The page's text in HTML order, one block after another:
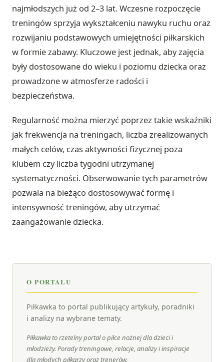
najmłodszych już od 2–3 lat. Wczesne rozpoczęcie
treningów sprzyja wykształceniu nawyku ruchu oraz
rozwijaniu podstawowych umiejętności piłkarskich
w formie zabawy. Kluczowe jest jednak, aby zajęcia
były dostosowane do wieku i poziomu dziecka oraz
prowadzone w atmosferze radości i
bezpieczeństwa.
Regularność można mierzyć poprzez takie wskaźniki
jak frekwencja na treningach, liczba zrealizowanych
małych celów, czas aktywności fizycznej poza
klubem czy liczba tygodni utrzymanej
systematyczności. Obserwowanie tych parametrów
pozwala na bieżąco dostosowywać formę i
intensywność treningów, aby utrzymać
zaangażowanie dziecka.
O PORTALU
Piłkawka to portal publikujący artykuły, poradniki
i analizy na wybrane tematy.
Piłkawka to rzetelny portal o piłce nożnej dla dzieci i
młodzieży. Porady treningowe, relacje, analizy i inspiracje
dla młodych piłkarzy oraz trenerów.